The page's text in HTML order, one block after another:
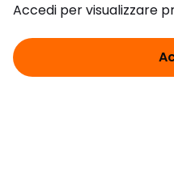
Accedi per visualizzare